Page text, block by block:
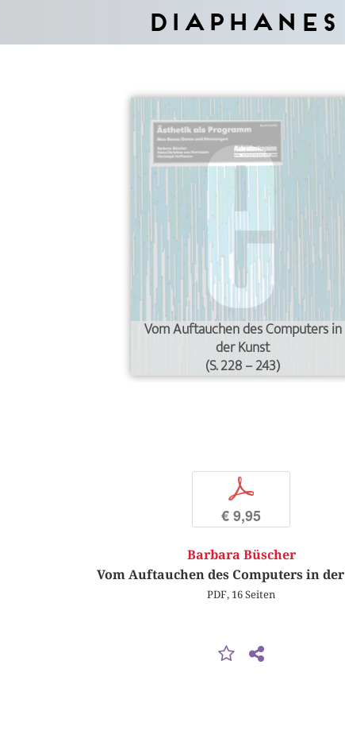
Diaphanes
Vom Auftauchen des Computers in
der Kunst
(S. 228 – 243)
p
€ 9,95
Barbara Büscher
Vom Auftauchen des Computers in
PDF, 16 Seiten